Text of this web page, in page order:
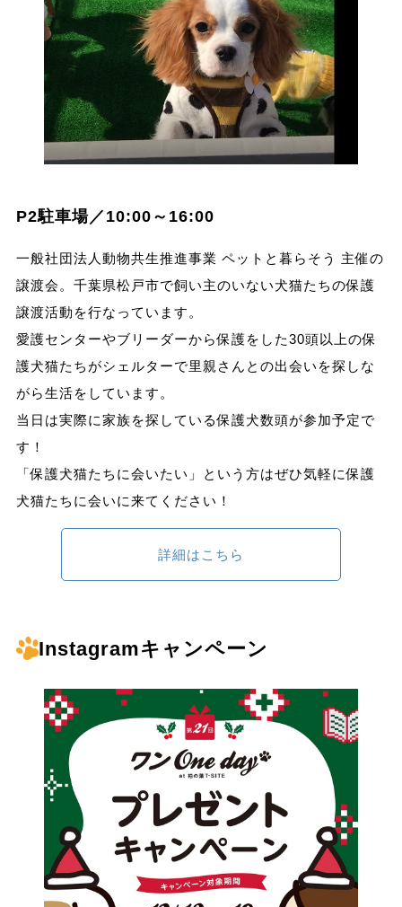
P2駐車場／10:00～16:00
一般社団法人動物共生推進事業 ペットと暮らそう 主催の
譲渡会。千葉県松戸市で飼い主のいない犬猫たちの保護
譲渡活動を行なっています。
愛護センターやブリーダーから保護をした30頭以上の保
護犬猫たちがシェルターで里親さんとの出会いを探しな
がら生活をしています。
当日は実際に家族を探している保護犬数頭が参加予定で
す！
「保護犬猫たちに会いたい」という方はぜひ気軽に保護
犬猫たちに会いに来てください！
詳細はこちら
Instagramキャンペーン